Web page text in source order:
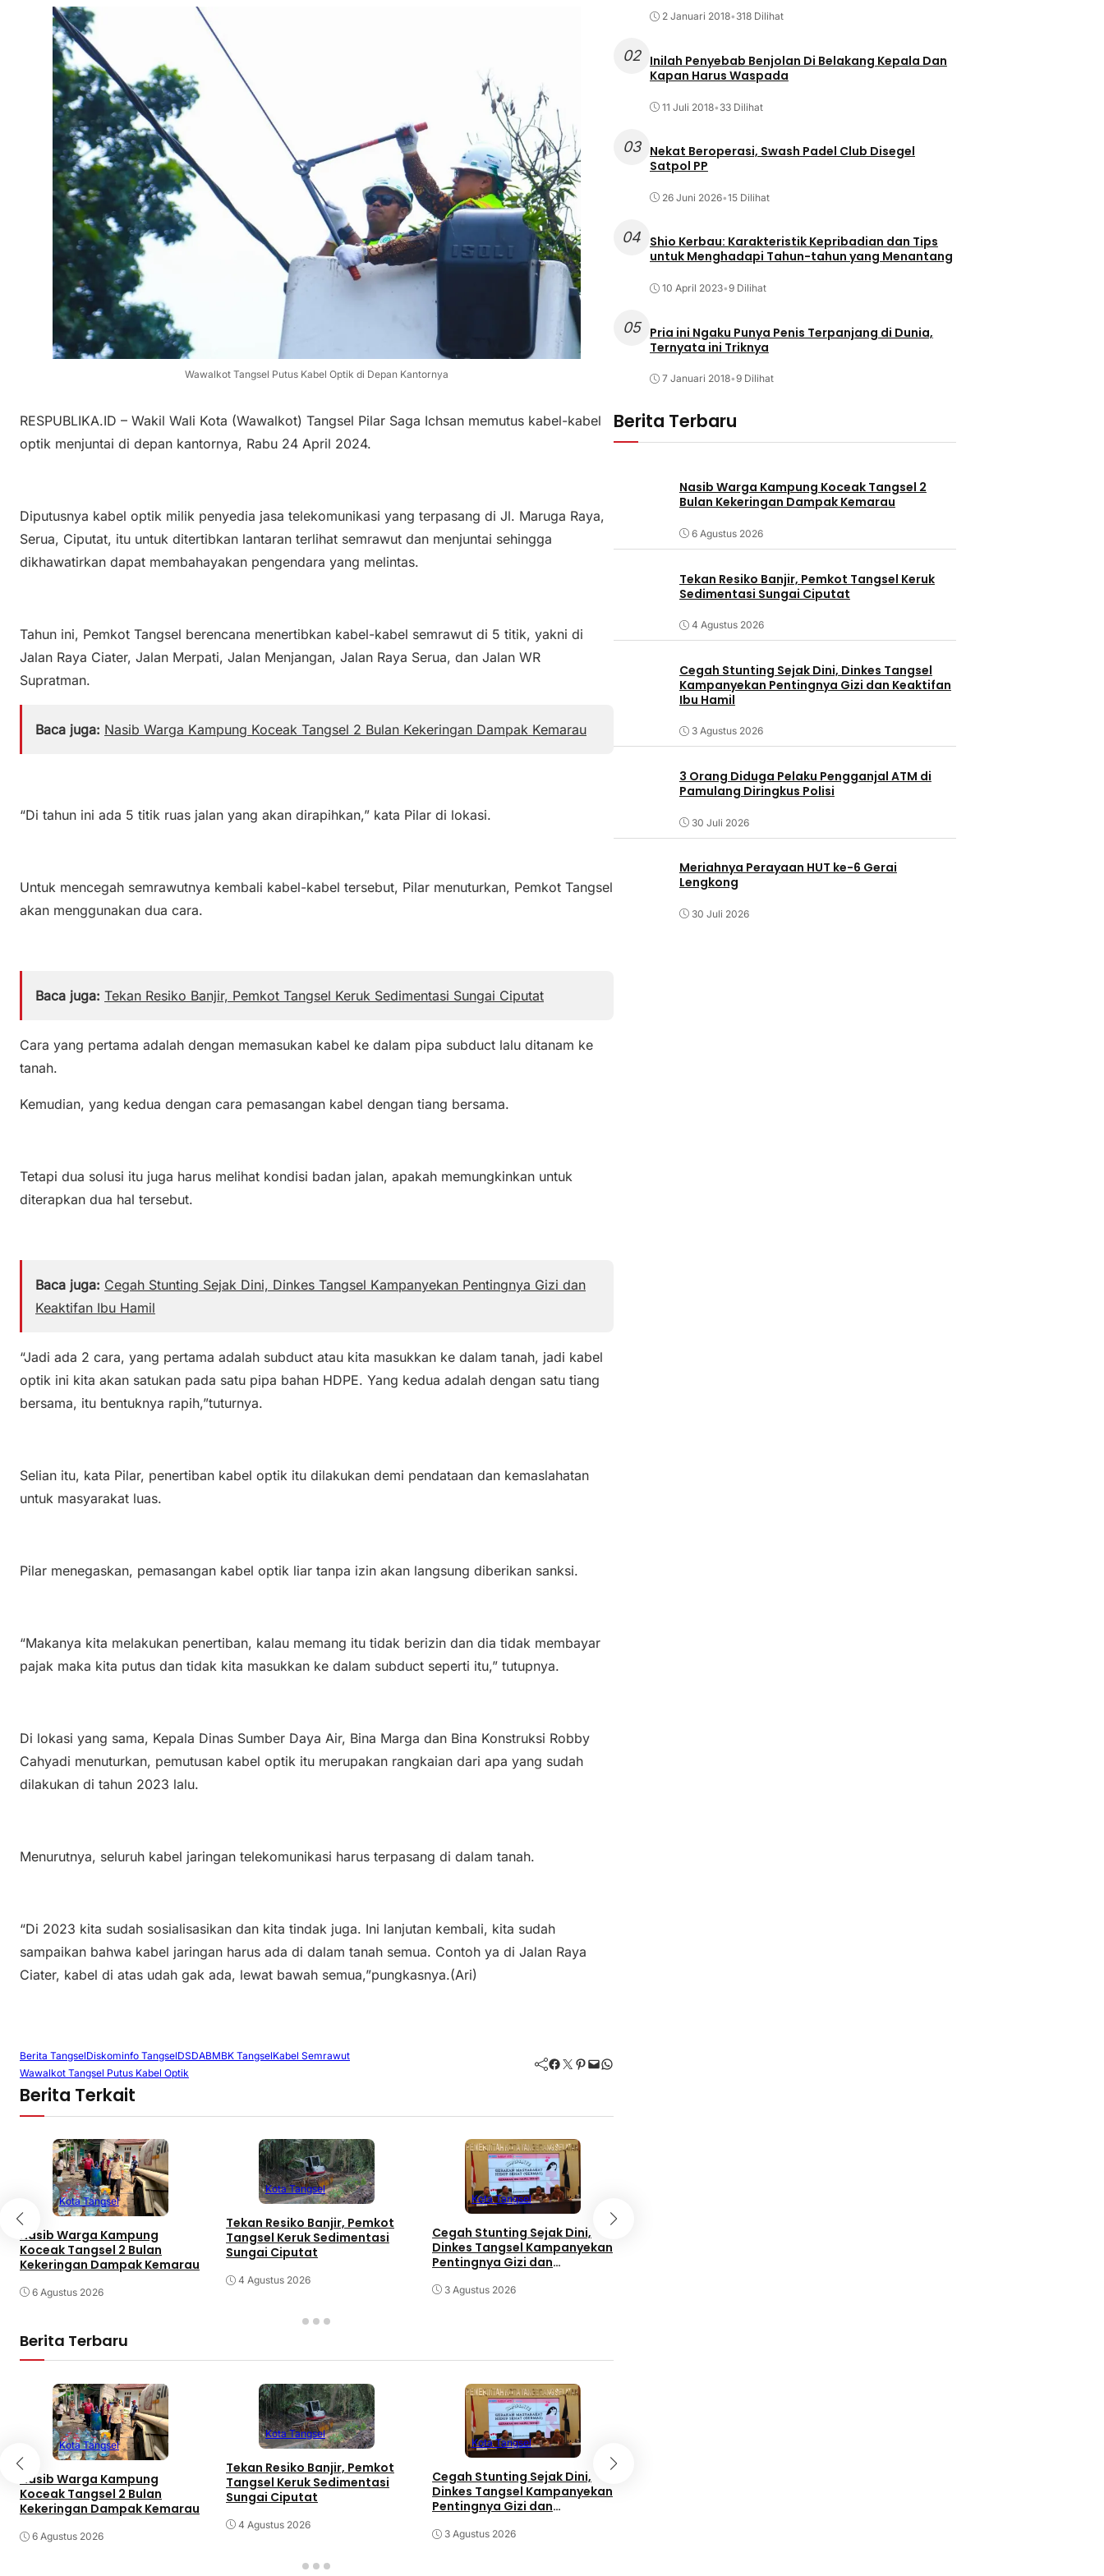
Wawalkot Tangsel Putus Kabel Optik di Depan Kantornya
RESPUBLIKA.ID – Wakil Wali Kota (Wawalkot) Tangsel Pilar Saga Ichsan memutus kabel-kabel
optik menjuntai di depan kantornya, Rabu 24 April 2024.
Diputusnya kabel optik milik penyedia jasa telekomunikasi yang terpasang di Jl. Maruga Raya,
Serua, Ciputat, itu untuk ditertibkan lantaran terlihat semrawut dan menjuntai sehingga
dikhawatirkan dapat membahayakan pengendara yang melintas.
Tahun ini, Pemkot Tangsel berencana menertibkan kabel-kabel semrawut di 5 titik, yakni di
Jalan Raya Ciater, Jalan Merpati, Jalan Menjangan, Jalan Raya Serua, dan Jalan WR
Supratman.
Baca juga: Nasib Warga Kampung Koceak Tangsel 2 Bulan Kekeringan Dampak Kemarau
“Di tahun ini ada 5 titik ruas jalan yang akan dirapihkan,” kata Pilar di lokasi.
Untuk mencegah semrawutnya kembali kabel-kabel tersebut, Pilar menuturkan, Pemkot Tangsel
akan menggunakan dua cara.
Baca juga: Tekan Resiko Banjir, Pemkot Tangsel Keruk Sedimentasi Sungai Ciputat
Cara yang pertama adalah dengan memasukan kabel ke dalam pipa subduct lalu ditanam ke
tanah.
Kemudian, yang kedua dengan cara pemasangan kabel dengan tiang bersama.
Tetapi dua solusi itu juga harus melihat kondisi badan jalan, apakah memungkinkan untuk
diterapkan dua hal tersebut.
Baca juga: Cegah Stunting Sejak Dini, Dinkes Tangsel Kampanyekan Pentingnya Gizi dan
Keaktifan Ibu Hamil
“Jadi ada 2 cara, yang pertama adalah subduct atau kita masukkan ke dalam tanah, jadi kabel
optik ini kita akan satukan pada satu pipa bahan HDPE. Yang kedua adalah dengan satu tiang
bersama, itu bentuknya rapih,”tuturnya.
Selian itu, kata Pilar, penertiban kabel optik itu dilakukan demi pendataan dan kemaslahatan
untuk masyarakat luas.
Pilar menegaskan, pemasangan kabel optik liar tanpa izin akan langsung diberikan sanksi.
“Makanya kita melakukan penertiban, kalau memang itu tidak berizin dan dia tidak membayar
pajak maka kita putus dan tidak kita masukkan ke dalam subduct seperti itu,” tutupnya.
Di lokasi yang sama, Kepala Dinas Sumber Daya Air, Bina Marga dan Bina Konstruksi Robby
Cahyadi menuturkan, pemutusan kabel optik itu merupakan rangkaian dari apa yang sudah
dilakukan di tahun 2023 lalu.
Menurutnya, seluruh kabel jaringan telekomunikasi harus terpasang di dalam tanah.
“Di 2023 kita sudah sosialisasikan dan kita tindak juga. Ini lanjutan kembali, kita sudah
sampaikan bahwa kabel jaringan harus ada di dalam tanah semua. Contoh ya di Jalan Raya
Ciater, kabel di atas udah gak ada, lewat bawah semua,”pungkasnya.(Ari)
Berita TangselDiskominfo TangselDSDABMBK TangselKabel Semrawut
Wawalkot Tangsel Putus Kabel Optik
Facebook Twitter Pinterest Mail WhatsApp
Berita Terkait
Kota Tangsel
Nasib Warga Kampung
Koceak Tangsel 2 Bulan
Kekeringan Dampak Kemarau
6 Agustus 2026
Kota Tangsel
Tekan Resiko Banjir, Pemkot
Tangsel Keruk Sedimentasi
Sungai Ciputat
4 Agustus 2026
Kota Tangsel
Cegah Stunting Sejak Dini,
Dinkes Tangsel Kampanyekan
Pentingnya Gizi dan
3 Agustus 2026
Berita Terbaru
Kota Tangsel
Nasib Warga Kampung
Koceak Tangsel 2 Bulan
Kekeringan Dampak Kemarau
6 Agustus 2026
Kota Tangsel
Tekan Resiko Banjir, Pemkot
Tangsel Keruk Sedimentasi
Sungai Ciputat
4 Agustus 2026
Kota Tangsel
Cegah Stunting Sejak Dini,
Dinkes Tangsel Kampanyekan
Pentingnya Gizi dan
3 Agustus 2026
2 Januari 2018• 318 Dilihat
02
Inilah Penyebab Benjolan Di Belakang Kepala Dan
Kapan Harus Waspada
11 Juli 2018• 33 Dilihat
03
Nekat Beroperasi, Swash Padel Club Disegel
Satpol PP
26 Juni 2026•15 Dilihat
04 Shio Kerbau: Karakteristik Kepribadian dan Tips
untuk Menghadapi Tahun-tahun yang Menantang
10 April 2023•9 Dilihat
05
Pria ini Ngaku Punya Penis Terpanjang di Dunia,
Ternyata ini Triknya
7 Januari 2018•9 Dilihat
Berita Terbaru
Nasib Warga Kampung Koceak Tangsel 2
Bulan Kekeringan Dampak Kemarau
6 Agustus 2026
Tekan Resiko Banjir, Pemkot Tangsel Keruk
Sedimentasi Sungai Ciputat
4 Agustus 2026
Cegah Stunting Sejak Dini, Dinkes Tangsel
Kampanyekan Pentingnya Gizi dan Keaktifan
Ibu Hamil
3 Agustus 2026
3 Orang Diduga Pelaku Pengganjal ATM di
Pamulang Diringkus Polisi
30 Juli 2026
Meriahnya Perayaan HUT ke-6 Gerai
Lengkong
30 Juli 2026